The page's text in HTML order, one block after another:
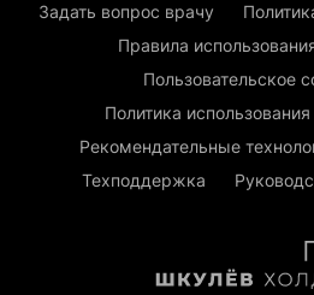
Задать вопрос врачу
Правила
Пользовательское
Политика
Рекомендательные
Техподдержка